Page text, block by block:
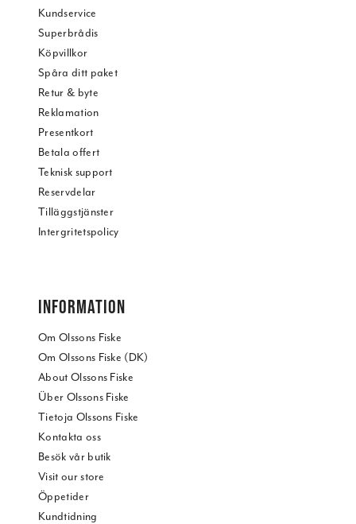
Kundservice
Superbrådis
Köpvillkor
Spåra ditt paket
Retur & byte
Reklamation
Presentkort
Betala offert
Teknisk support
Reservdelar
Tilläggstjänster
Intergritetspolicy
INFORMATION
Om Olssons Fiske
Om Olssons Fiske (DK)
About Olssons Fiske
Über Olssons Fiske
Tietoja Olssons Fiske
Kontakta oss
Besök vår butik
Visit our store
Öppetider
Kundtidning